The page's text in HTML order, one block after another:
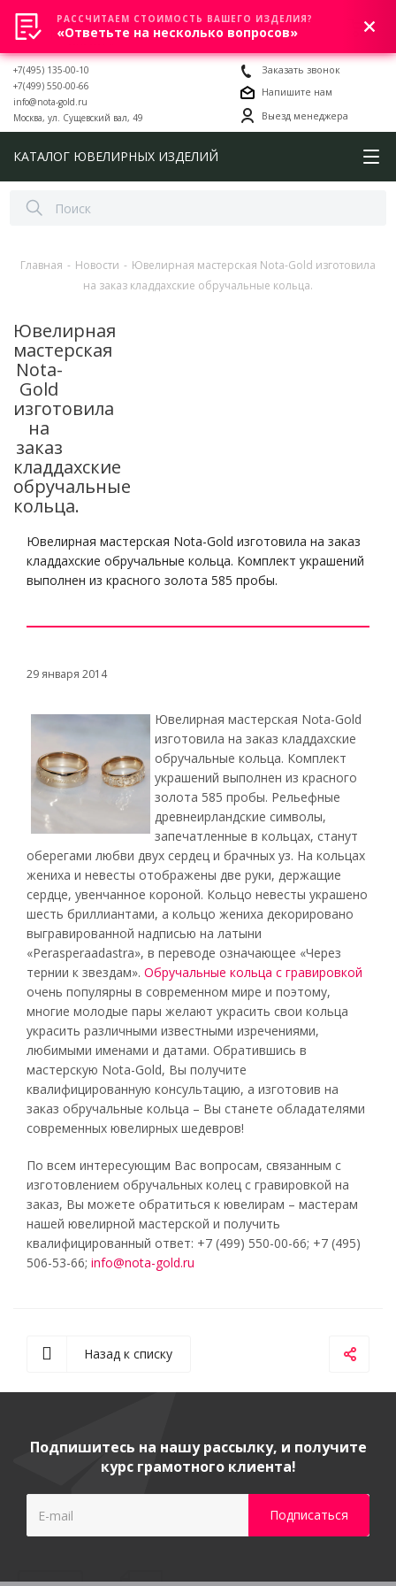
0
+7(495) 135-00-10
+7(499) 550-00-66
info@nota-gold.ru
Москва, ул. Сущевский вал, 49
Заказать звонок
Напишите нам
Выезд менеджера
КАТАЛОГ ЮВЕЛИРНЫХ ИЗДЕЛИЙ
Главная - Новости - Ювелирная мастерская Nota-Gold изготовила
на заказ кладдахские обручальные кольца.
Ювелирная
мастерская
Nota-
Gold
изготовила
на
заказ
кладдахские
обручальные
кольца.
Ювелирная мастерская Nota-Gold изготовила на заказ
кладдахские обручальные кольца. Комплект украшений
выполнен из красного золота 585 пробы.
29 января 2014
Ювелирная мастерская Nota-Gold
изготовила на заказ кладдахские
обручальные кольца. Комплект
украшений выполнен из красного
золота 585 пробы. Рельефные
древнеирландские символы,
запечатленные в кольцах, станут
оберегами любви двух сердец и брачных уз. На кольцах
жениха и невесты отображены две руки, держащие
сердце, увенчанное короной. Кольцо невесты украшено
шесть бриллиантами, а кольцо жениха декорировано
выгравированной надписью на латыни
«Perasperaadastra», в переводе означающее «Через
тернии к звездам». Обручальные кольца с гравировкой
очень популярны в современном мире и поэтому,
многие молодые пары желают украсить свои кольца
украсить различными известными изречениями,
любимыми именами и датами. Обратившись в
мастерскую Nota-Gold, Вы получите
квалифицированную консультацию, а изготовив на
заказ обручальные кольца – Вы станете обладателями
современных ювелирных шедевров!
По всем интересующим Вас вопросам, связанным с
изготовлением обручальных колец с гравировкой на
заказ, Вы можете обратиться к ювелирам – мастерам
нашей ювелирной мастерской и получить
квалифицированный ответ: +7 (499) 550-00-66; +7 (495)
506-53-66; info@nota-gold.ru
Назад к списку
Подпишитесь на нашу рассылку, и получите
курс грамотного клиента!
РАССЧИТАЕМ СТОИМОСТЬ ВАШЕГО ИЗДЕЛИЯ?
«Ответьте на несколько вопросов»